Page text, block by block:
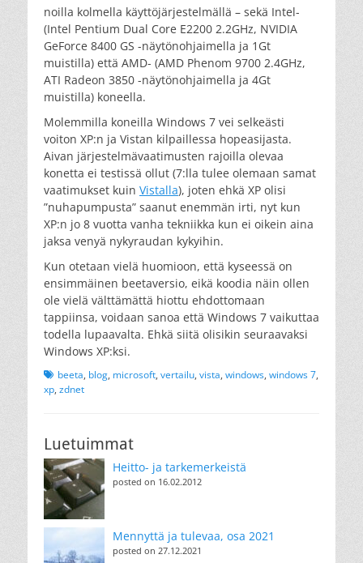
noilla kolmella käyttöjärjestelmällä – sekä Intel-
(Intel Pentium Dual Core E2200 2.2GHz, NVIDIA
GeForce 8400 GS -näytönohjaimella ja 1Gt
muistilla) että AMD- (AMD Phenom 9700 2.4GHz,
ATI Radeon 3850 -näytönohjaimella ja 4Gt
muistilla) koneella.
Molemmilla koneilla Windows 7 vei selkeästi
voiton XP:n ja Vistan kilpaillessa hopeasijasta.
Aivan järjestelmävaatimusten rajoilla olevaa
konetta ei testissä ollut (7:lla tulee olemaan samat
vaatimukset kuin Vistalla), joten ehkä XP olisi
”nuhapumpusta” saanut enemmän irti, nyt kun
XP:n jo 8 vuotta vanha tekniikka kun ei oikein aina
jaksa venyä nykyraudan kykyihin.
Kun otetaan vielä huomioon, että kyseessä on
ensimmäinen beetaversio, eikä koodia näin ollen
ole vielä välttämättä hiottu ehdottomaan
tappiinsa, voidaan sanoa että Windows 7 vaikuttaa
todella lupaavalta. Ehkä siitä olisikin seuraavaksi
Windows XP:ksi.
Tagsbeeta, blog, microsoft, vertailu, vista, windows, windows 7,
xp, zdnet
Luetuimmat
Heitto- ja tarkemerkeistä
posted on 16.02.2012
Mennyttä ja tulevaa, osa 2021
posted on 27.12.2021